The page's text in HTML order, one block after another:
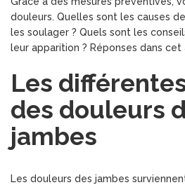
douleurs. Quelles sont les causes
les soulager ? Quels sont les
leur apparition ? Réponses dans cet
Les
des douleurs
jambes
Les douleurs des jambes